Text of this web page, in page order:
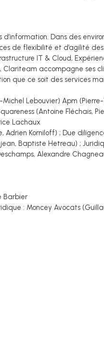
Dans des
de flexibilité et d’agilité des
IT & Cloud,
accompagne ses
que ce soit des services
Lebouvier) Apm
(Antoine Fléchais,
Lachaux
Korniloff) ; Due
Baptiste Hetreau) ;
Alexandre
Barbier
: Moncey Avocats